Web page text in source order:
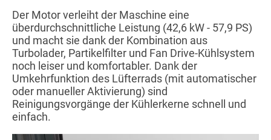
Der Motor verleiht der Maschine eine
überdurchschnittliche Leistung (42,6 kW - 57,9 PS)
und macht sie dank der Kombination aus
Turbolader, Partikelfilter und Fan Drive-Kühlsystem
noch leiser und komfortabler. Dank der
Umkehrfunktion des Lüfterrads (mit automatischer
oder manueller Aktivierung) sind
Reinigungsvorgänge der Kühlerkerne schnell und
einfach.